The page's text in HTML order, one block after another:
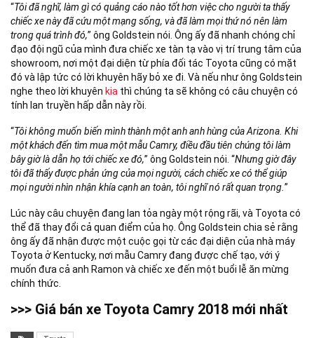
“Tôi đã nghĩ, làm gì có quảng cáo nào tốt hơn việc cho người ta thấy
chiếc xe này đã cứu một mạng sống, và đã làm mọi thứ nó nên làm
trong quá trình đó,” ông Goldstein nói. Ông ấy đã nhanh chóng chỉ
đạo đội ngũ của mình đưa chiếc xe tàn tạ vào vị trí trung tâm của
showroom, nơi một đại diện từ phía đối tác Toyota cũng có mặt
đó và lập tức có lời khuyên hãy bỏ xe đi. Và nếu như ông Goldstein
nghe theo lời khuyên kia thì chúng ta sẽ không có câu chuyện có
tính lan truyền hấp dẫn này rồi.
“Tôi không muốn biến mình thành một anh anh hùng của Arizona. Khi
một khách đến tìm mua một mẫu Camry, điều đầu tiên chúng tôi làm
bây giờ là dẫn họ tới chiếc xe đó,” ông Goldstein nói. “Nhưng giờ đây
tôi đã thấy được phản ứng của mọi người, cách chiếc xe có thể giúp
mọi người nhìn nhận khía cạnh an toàn, tôi nghĩ nó rất quan trọng. ”
Lúc này câu chuyện đang lan tỏa ngày một rộng rãi, và Toyota có
thể đã thay đổi cả quan điểm của họ. Ông Goldstein chia sẻ rằng
ông ấy đã nhận được một cuộc gọi từ các đại diện của nhà máy
Toyota ở Kentucky, nơi mẫu Camry đang được chế tạo, với ý
muốn đưa cả anh Ramon và chiếc xe đến một buổi lễ ăn mừng
chính thức.
>>> Giá bán xe Toyota Camry 2018 mới nhất